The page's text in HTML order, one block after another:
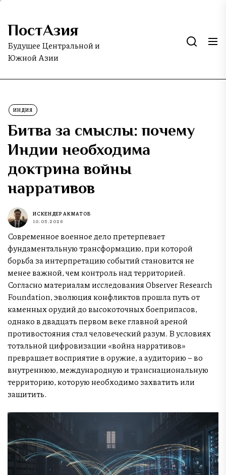
Skip
the
content
ПостАзия
Будущее Центральной и
Южной Азии
ИНДИЯ
Битва за смыслы: почему
Индии необходима
доктрина войны
нарративов
ИСКЕНДЕР АКМАТОВ
10.05.2026
Современное военное дело претерпевает
фундаментальную трансформацию, при которой
борьба за интерпретацию событий становится не
менее важной, чем контроль над территорией.
Согласно материалам исследования Observer Research
Foundation, эволюция конфликтов прошла путь от
каменных орудий до высокоточных боеприпасов,
однако в двадцать первом веке главной ареной
противостояния стал человеческий разум. В условиях
тотальной цифровизации «война нарративов»
превращает восприятие в оружие, а аудиторию – во
внутреннюю, международную и транснациональную
территорию, которую необходимо захватить или
защитить.